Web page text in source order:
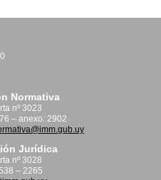
Normativa
nº 3023
– anexo: 2902
Jurídica
nº 3028
– 2265